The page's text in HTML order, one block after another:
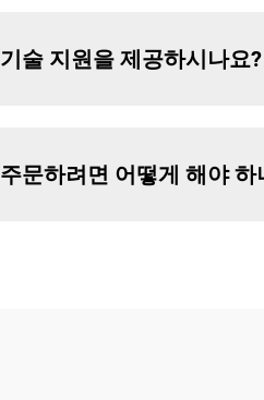
술 지원을 제공하시나요?
문하려면 어떻게 해야 하